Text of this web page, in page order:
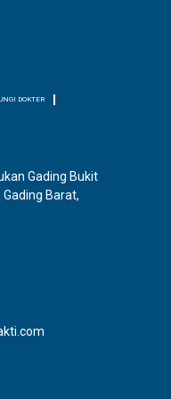
DOKTER
Gading Bukit
Gading Barat,